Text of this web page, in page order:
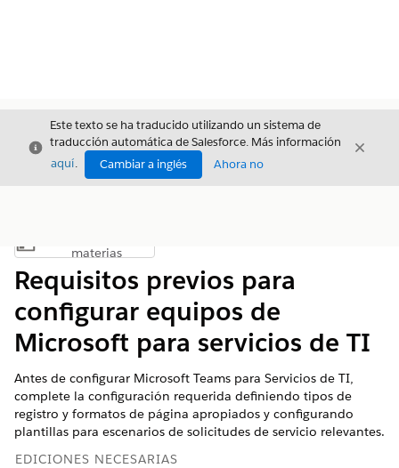
Cerrar
Este texto se ha traducido utilizando un sistema de
traducción automática de Salesforce. Más información
aquí. Cambiar a inglés Ahora no
Cerrar
Mostrar índice de materias
materias
Requisitos previos para
configurar equipos de
Microsoft para servicios de TI
Antes de configurar Microsoft Teams para Servicios de TI,
complete la configuración requerida definiendo tipos de
registro y formatos de página apropiados y configurando
plantillas para escenarios de solicitudes de servicio relevantes.
EDICIONES NECESARIAS